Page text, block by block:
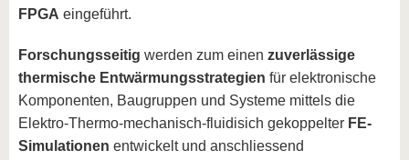
FPGA eingeführt.
Forschungsseitig werden zum einen zuverlässige
thermische Entwärmungsstrategien für elektronische
Komponenten, Baugruppen und Systeme mittels die
Elektro-Thermo-mechanisch-fluidisich gekoppelter FE-
Simulationen entwickelt und anschliessend